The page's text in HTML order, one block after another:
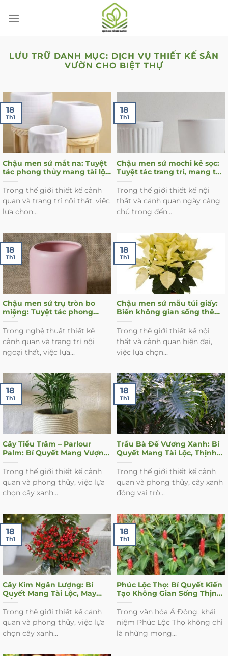
đến
LƯU TRỮ DANH MỤC: DỊCH VỤ THIẾT KẾ SÂN
VƯỜN CHO BIỆT THỰ
Chậu men sứ mắt na: Tuyệt
tác phong thủy mang tài lộc,
vượng khí vào không gian
sống
Trong thế giới thiết kế cảnh
quan và trang trí nội thất, việc
lựa chọn...
18
Th1
Chậu men sứ mochi kẻ sọc:
Tuyệt tác trang trí, mang tài
lộc vào nhà
Trong thế giới thiết kế nội
thất và cảnh quan ngày càng
chú trọng đến...
18
Th1
Chậu men sứ trụ tròn bo
miệng: Tuyệt tác phong
thủy cho không gian sống
Trong nghệ thuật thiết kế
cảnh quan và trang trí nội
ngoại thất, việc lựa...
18
Th1
Chậu men sứ mẫu túi giấy:
Biến không gian sống thêm
sang trọng và hợp phong
thủy
Trong thế giới thiết kế nội
thất và cảnh quan hiện đại,
việc lựa chọn...
18
Th1
Cây Tiểu Trâm – Parlour
Palm: Bí Quyết Mang Vượng
Khí và Sự Thanh Lọc Cho
Ngôi Nhà Của Bạn
Trong thế giới thiết kế cảnh
quan và phong thủy, việc lựa
chọn cây xanh...
18
Th1
Trầu Bà Đế Vương Xanh: Bí
Quyết Mang Tài Lộc, Thịnh
Vượng Vào Không Gian Sống
Của Bạn
Trong thế giới thiết kế cảnh
quan và phong thủy, cây xanh
đóng vai trò...
18
Th1
Cây Kim Ngân Lượng: Bí
Quyết Mang Tài Lộc, May
Mắn và Hút Sinh Khí Cho
Không Gian Sống Của Bạn
Trong thế giới thiết kế cảnh
quan và phong thủy, việc lựa
chọn cây xanh...
18
Th1
Phúc Lộc Thọ: Bí Quyết Kiến
Tạo Không Gian Sống Thịnh
Vượng Từ Cây Xanh Phong
Thủy
Trong văn hóa Á Đông, khái
niệm Phúc Lộc Thọ không chỉ
là những mong...
18
Th1